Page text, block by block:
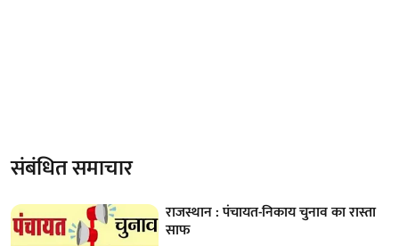
संबंधित समाचार
राजस्थान : पंचायत-निकाय चुनाव का रास्ता
साफ